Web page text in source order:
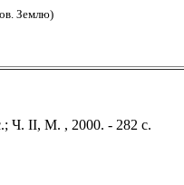
Землю)
Ч. II, М. , 2000. - 282 с.